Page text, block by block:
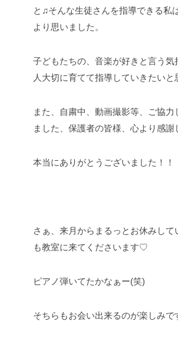
と♫そんな生徒さんを指導できる私
より思いました。
子どもたちの、音楽が好きと言う気
人大切に育てて指導していきたいと
また、自粛中、動画撮影等、ご協力
ました、保護者の皆様、心より感謝
本当にありがとうございました！！
さぁ、来月からまるっとお休みして
も教室に来てくださいます♡
ピアノ弾いてたかなぁー(笑)
そちらもお会い出来るのが楽しみ